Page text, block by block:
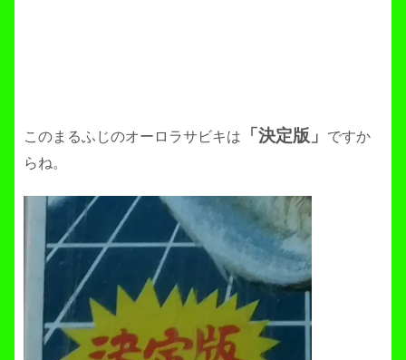
このまるふじのオーロラサビキは 「決定版」
ですか
らね。